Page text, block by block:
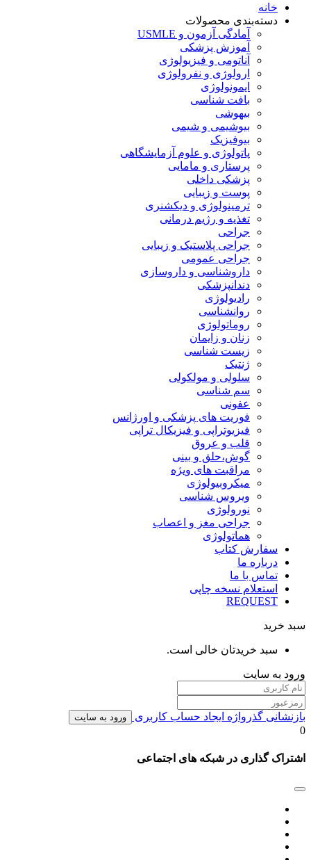
خانه
دسته‌بندی محصولات
آمادگی آزمون و USMLE
آموزش پزشکی
آناتومی و فیزیولوژی
ارولوژی و نفرولوژی
ایمونولوژی
بافت شناسی
بیهوشی
بیوشیمی و شیمی
بیوفیزیک
پاتولوژی و علوم آزمایشگاهی
پرستاری و مامایی
پزشکی داخلی
پوست و زیبایی
ترمینولوژی و دیکشنری
تغذیه و رژیم درمانی
جراحی
جراحی پلاستیک و زیبایی
جراحی عمومی
داروشناسی و داروسازی
دندانپزشکی
رادیولوژی
روانشناسی
روماتولوژی
زنان و زایمان
زیست شناسی
ژنتیک
سلولی و مولکولی
سم شناسی
عفونی
فوریت های پزشکی و اورژانس
فیزیوتراپی و فیزیکال تراپی
قلب و عروق
گوش،حلق و بینی
مراقبت های ویژه
میکروبیولوژی
ویروس شناسی
نورولوژی
جراحی مغز و اعصاب
هماتولوژی
سفارش کتاب
درباره ما
تماس با ما
استعلام نسخه چاپی
REQUEST
سبد خرید
سبد خریدتان خالی است.
ورود به سایت
بازنشانی گذرواژه ایجاد حساب کاربری ورود به سایت
0
اشتراک گذاری در شبکه های اجتماعی